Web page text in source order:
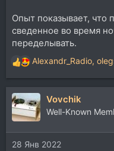
Опыт показывает, что
сведенное во время
переделывать.
Р
е
а
к
ц
и
и
:
Alexandr_Radio,
Vovchik
Well-Known
28 Янв 2022